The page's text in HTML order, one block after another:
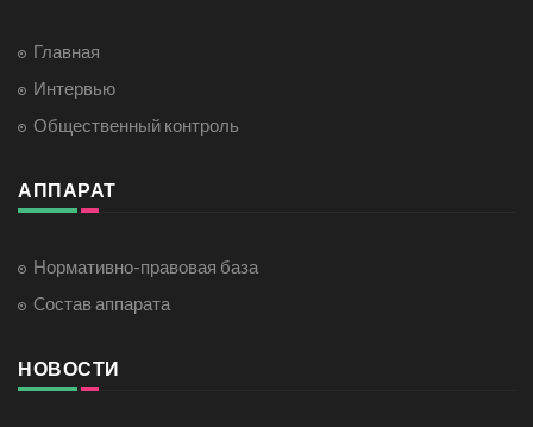
Главная
Интервью
Общественный контроль
АППАРАТ
Нормативно-правовая база
Cостав аппарата
НОВОСТИ